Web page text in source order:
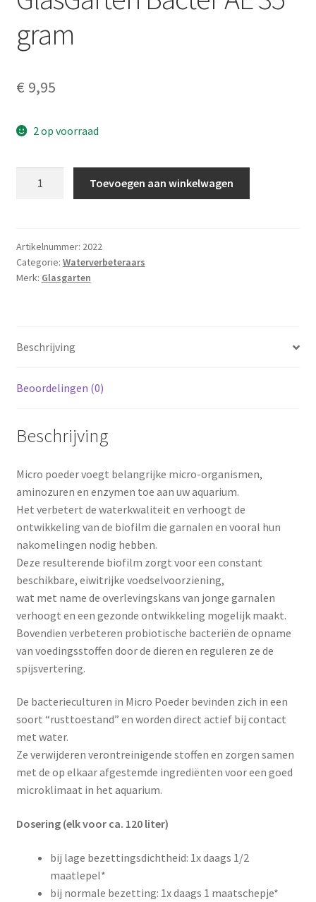
gram
€ 9,95
2 op voorraad
gram
aantal
Toevoegen aan winkelwagen
Artikelnummer: 2022
Categorie: Waterverbeteraars
Merk: Glasgarten
Beschrijving
Beoordelingen (0)
Beschrijving
Micro poeder voegt belangrijke micro-organismen,
aminozuren en enzymen toe aan uw aquarium.
Het verbetert de waterkwaliteit en verhoogt de
ontwikkeling van de biofilm die garnalen en vooral hun
nakomelingen nodig hebben.
Deze resulterende biofilm zorgt voor een constant
beschikbare, eiwitrijke voedselvoorziening,
wat met name de overlevingskans van jonge garnalen
verhoogt en een gezonde ontwikkeling mogelijk maakt.
Bovendien verbeteren probiotische bacteriën de opname
van voedingsstoffen door de dieren en reguleren ze de
spijsvertering.
De bacterieculturen in Micro Poeder bevinden zich in een
soort “rusttoestand” en worden direct actief bij contact
met water.
Ze verwijderen verontreinigende stoffen en zorgen samen
met de op elkaar afgestemde ingrediënten voor een goed
microklimaat in het aquarium.
Dosering (elk voor ca. 120 liter)
bij lage bezettingsdichtheid: 1x daags 1/2
maatlepel*
bij normale bezetting: 1x daags 1 maatschepje*